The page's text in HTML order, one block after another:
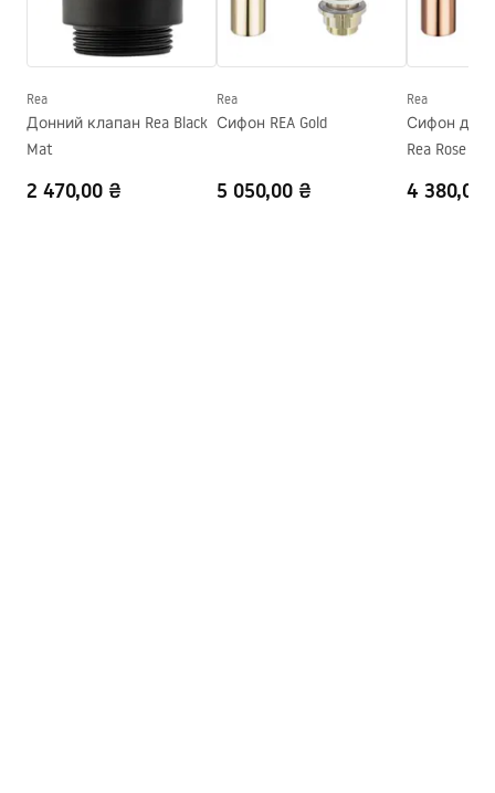
Висота
Глибина
Форма
Отвір на змішувач
Ні
Warranty_Terms_and_Conditions_Basins_-_5.pdf
Rea
Донний клапан Rea Black
Mat
2 470,00 ₴
Rea
Сифон REA Gold
5 050,00 ₴
Rea
Сифон для
Rea Rose
4 380,00